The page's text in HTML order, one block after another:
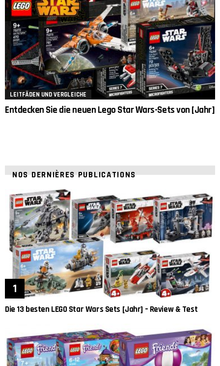
LEITFÄDEN UND VERGLEICHE
Entdecken Sie die neuen Lego Star Wars-Sets von [Jahr]
NOS DERNIÈRES PUBLICATIONS
Die 13 besten LEGO Star Wars Sets [Jahr] – Review & Test